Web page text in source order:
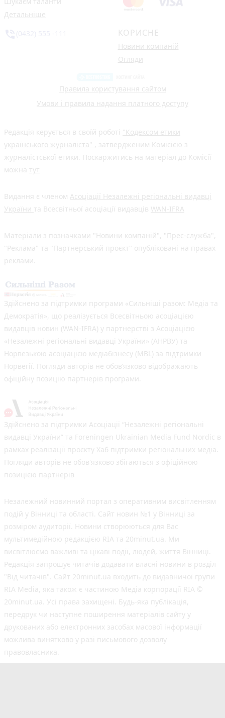
Детальніше
КОРИСНЕ
Новини компаній
Огляди
Правила користування сайтом
Умови і правила надання платного доступу
Редакція керується в своїй роботі "Кодексом етики
українського журналіста" , затвердженим Комісією з
журналістської етики. Поскаржитись на матеріал до Комісії
можна тут
Видання є членом Асоціації Незалежні регіональні видавці
України та Всесвітньої асоціації видавців WAN-IFRA
Матеріали з позначками "Новини компаній", "Прес-служба",
"Реклама" та "Партнерський проєкт" опубліковані на правах
реклами.
Здійснено за підтримки програми «Сильніші разом: Медіа та
Демократія», що реалізується Всесвітньою асоціацією
видавців новин (WAN-IFRA) у партнерстві з Асоціацією
«Незалежні регіональні видавці України» (АНРВУ) та
Норвезькою асоціацією медіабізнесу (MBL) за підтримки
Норвегії. Погляди авторів не обов’язково відображають
офіційну позицію партнерів програми.
Здійснено за підтримки Асоціації “Незалежні регіональні
видавці України” та Foreningen Ukrainian Media Fund Nordic в
рамках реалізації проєкту Хаб підтримки регіональних медіа.
Погляди авторів не обов'язково збігаються з офіційною
позицією партнерів
Незалежний новинний портал з оперативним висвітленням
подій у Вінниці та області. Сайт новин №1 у Вінниці за
розміром аудиторії. Новини створюються для Вас
мультимедійною редакцією RIA та 20minut.ua. Ми
висвітлюємо важливі та цікаві події, людей, життя Вінниці.
Редакція запрошує читачів додавати власні новини в розділ
"Від читачів". Сайт 20minut.ua входить до видавничої групи
RIA Media, яка також є частиною Медіа корпорації RIA ©
20minut.ua. Усі права захищені. Будь-яка публiкацiя,
передрук чи наступне поширення матеріалів сайту у
друкованих або електронних засобах масової інформації
можлива винятково у разі письмового дозволу
правовласника.